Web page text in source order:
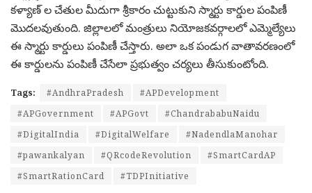
కళ్యాణ్ ల చేతుల మీదుగా శ్రీకారం చుట్టుకుని స్మార్టు కార్డుల పంపిణీ
మొదలవుతుంది. జిల్లాలలో మంత్రులు నియోజకవర్గాలలో ఎమ్మెల్యేలు
ఈ స్మార్టు కార్డులు పంపిణీ చేస్తారు. అలా ఒక పండుగ వాతావరణంలో
ఈ కార్డులను పంపిణీ చేసేలా ప్రభుత్వం చర్యలు తీసుకుంటోంది.
Tags: #AndhraPradesh
#APDevelopment
#APGovernment
#APGovt
#ChandrababuNaidu
#DigitalIndia
#DigitalWelfare
#NadendlaManohar
#pawankalyan
#QRcodeRevolution
#SmartCardAP
#SmartRationCard
#TDPInitiative